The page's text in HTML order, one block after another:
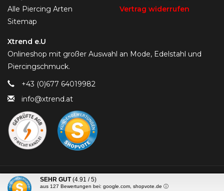
Alle Piercing Arten
Sitemap
Vertrag widerrufen
Xtrend e.U
Onlineshop mit großer Auswahl an Mode, Edelstahl und
Piercingschmuck.
+43 (0)677 64019982
info@xtrend.at
© Copyright 2026 Piercing-Trend.com -
SEHR GUT (4.91 / 5)
aus 127 Bewertungen bei: google.com, shopvote.de ⓘ